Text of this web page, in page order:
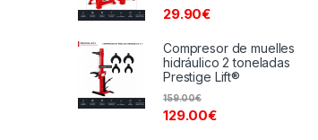
29.90€
Compresor de muelles
hidráulico 2 toneladas
Prestige Lift®
129.00€
159.00€